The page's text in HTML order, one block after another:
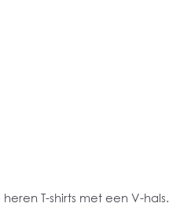
T-shirts met een V-hals.